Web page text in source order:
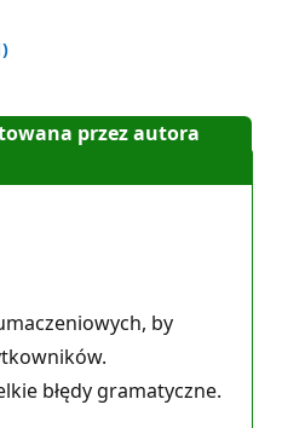
przez autora
by
błędy gramatyczne.